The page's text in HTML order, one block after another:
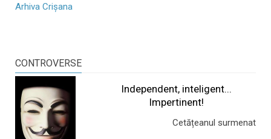
Arhiva Crișana
CONTROVERSE
Independent, inteligent...
Impertinent!
Cetățeanul surmenat